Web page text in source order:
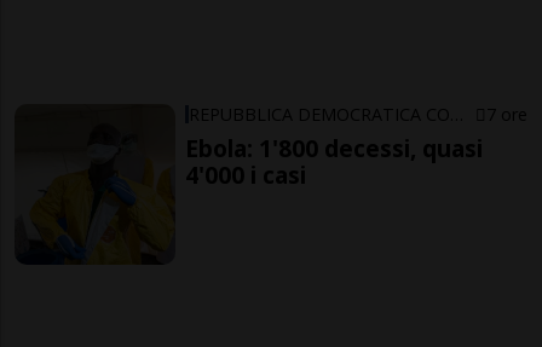
7 ore
Ebola: 1'800 decessi, quasi
4'000 i casi